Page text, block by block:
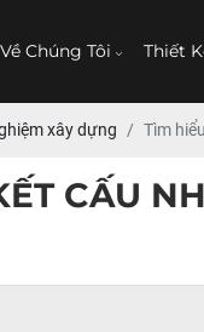
Về Chúng Tôi Thiết
xây dựng Tìm
CẤU